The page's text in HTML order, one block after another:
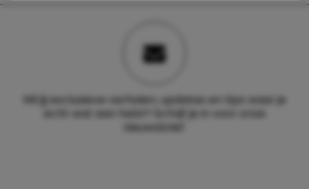
Wil jij exclusieve verhalen, updates en tips waar je
echt wat aan hebt? Schrijf je in voor onze
nieuwsbrief.